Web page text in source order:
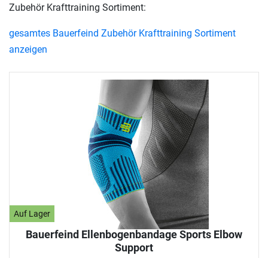
Auf Lager
Bauerfeind Ellenbogenbandage Sports Elbow
Support
Zubehör Krafttraining Sortiment:
gesamtes Bauerfeind Zubehör Krafttraining Sortiment
anzeigen